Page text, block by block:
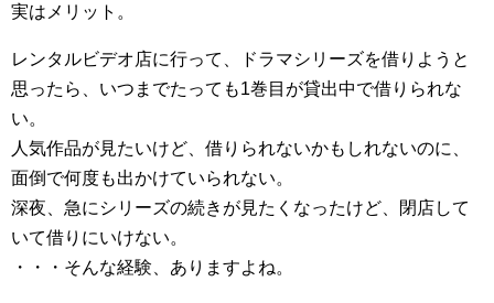
実はメリット。
レンタルビデオ店に行って、ドラマシリーズを借りようと
思ったら、いつまでたっても1巻目が貸出中で借りられな
い。
人気作品が見たいけど、借りられないかもしれないのに、
面倒で何度も出かけていられない。
深夜、急にシリーズの続きが見たくなったけど、閉店して
いて借りにいけない。
・・・そんな経験、ありますよね。